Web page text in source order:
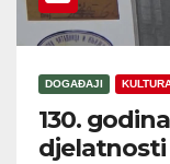
DOGAĐAJI
130.
djelatnosti